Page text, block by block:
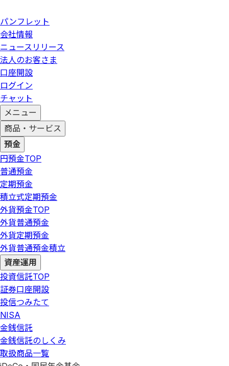
パンフレット
会社情報
ニュースリリース
法人のお客さま
口座開設
ログイン
チャット
メニュー
商品・サービス
預金
円預金TOP
普通預金
定期預金
積立式定期預金
外貨預金TOP
外貨普通預金
外貨定期預金
外貨普通預金積立
資産運用
投資信託TOP
証券口座開設
投信つみたて
NISA
金銭信託
金銭信託のしくみ
取扱商品一覧